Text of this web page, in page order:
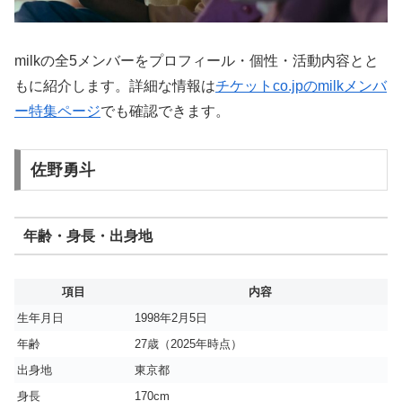
milkの全5メンバーをプロフィール・個性・活動内容とと
もに紹介します。詳細な情報はチケットco.jpのmilkメンバ
ー特集ページでも確認できます。
佐野勇斗
年齢・身長・出身地
項目
内容
生年月日
1998年2月5日
年齢
27歳（2025年時点）
出身地
東京都
身長
170cm